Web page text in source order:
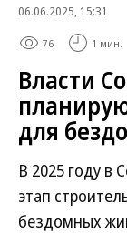
06.06.2025, 15:31
76 1 мин.
Власти
для
В 2025 году в
этап
бездомных